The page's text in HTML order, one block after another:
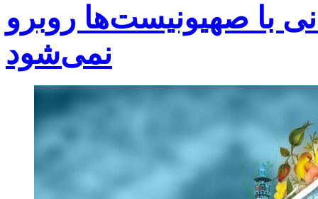
با صهیونیست‌ها روبرو
نمی‌شود